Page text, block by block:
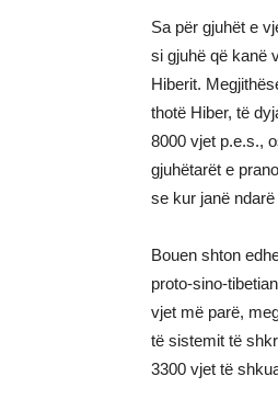
Sa për gjuhët e
si gjuhë që kanë
Hiberit.
thotë Hiber, të
8000 vjet p.e.s.,
gjuhëtarët e
se kur janë
Bouen shton
proto-sino-
vjet më parë,
të sistemit të
3300 vjet të